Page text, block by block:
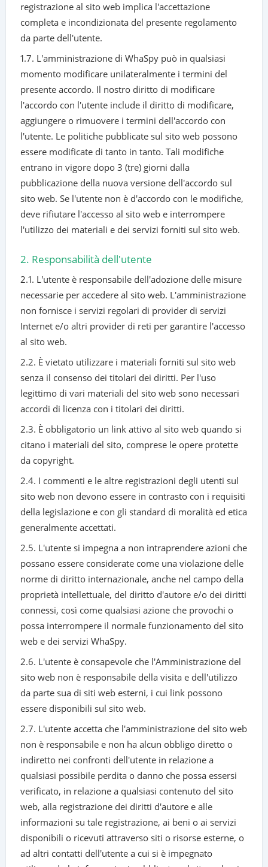
registrazione al sito web implica l'accettazione
completa e incondizionata del presente regolamento
da parte dell'utente.
1.7. L'amministrazione di WhaSpy può in qualsiasi
momento modificare unilateralmente i termini del
presente accordo. Il nostro diritto di modificare
l'accordo con l'utente include il diritto di modificare,
aggiungere o rimuovere i termini dell'accordo con
l'utente. Le politiche pubblicate sul sito web possono
essere modificate di tanto in tanto. Tali modifiche
entrano in vigore dopo 3 (tre) giorni dalla
pubblicazione della nuova versione dell'accordo sul
sito web. Se l'utente non è d'accordo con le modifiche,
deve rifiutare l'accesso al sito web e interrompere
l'utilizzo dei materiali e dei servizi forniti sul sito web.
2. Responsabilità dell'utente
2.1. L'utente è responsabile dell'adozione delle misure
necessarie per accedere al sito web. L'amministrazione
non fornisce i servizi regolari di provider di servizi
Internet e/o altri provider di reti per garantire l'accesso
al sito web.
2.2. È vietato utilizzare i materiali forniti sul sito web
senza il consenso dei titolari dei diritti. Per l'uso
legittimo di vari materiali del sito web sono necessari
accordi di licenza con i titolari dei diritti.
2.3. È obbligatorio un link attivo al sito web quando si
citano i materiali del sito, comprese le opere protette
da copyright.
2.4. I commenti e le altre registrazioni degli utenti sul
sito web non devono essere in contrasto con i requisiti
della legislazione e con gli standard di moralità ed etica
generalmente accettati.
2.5. L'utente si impegna a non intraprendere azioni che
possano essere considerate come una violazione delle
norme di diritto internazionale, anche nel campo della
proprietà intellettuale, del diritto d'autore e/o dei diritti
connessi, così come qualsiasi azione che provochi o
possa interrompere il normale funzionamento del sito
web e dei servizi WhaSpy.
2.6. L'utente è consapevole che l'Amministrazione del
sito web non è responsabile della visita e dell'utilizzo
da parte sua di siti web esterni, i cui link possono
essere disponibili sul sito web.
2.7. L'utente accetta che l'amministrazione del sito web
non è responsabile e non ha alcun obbligo diretto o
indiretto nei confronti dell'utente in relazione a
qualsiasi possibile perdita o danno che possa essersi
verificato, in relazione a qualsiasi contenuto del sito
web, alla registrazione dei diritti d'autore e alle
informazioni su tale registrazione, ai beni o ai servizi
disponibili o ricevuti attraverso siti o risorse esterne, o
ad altri contatti dell'utente a cui si è impegnato